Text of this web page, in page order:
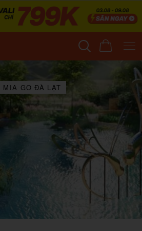
GO ĐÀ LẠT